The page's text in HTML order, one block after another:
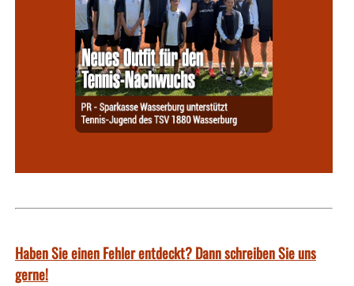
Haben Sie einen Fehler entdeckt? Dann schreiben Sie uns
gerne!